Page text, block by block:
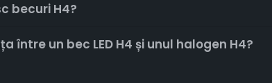
becuri H4?
între un bec LED H4 și unul halogen H4?